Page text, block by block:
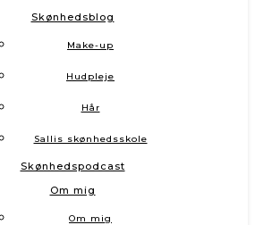
Skønhedsblog
Make-up
Hudpleje
Hår
Sallis skønhedsskole
Skønhedspodcast
Om mig
Om mig